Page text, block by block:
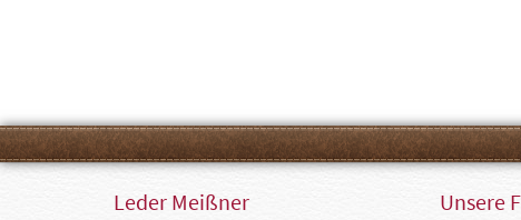
Leder Meißner Unsere